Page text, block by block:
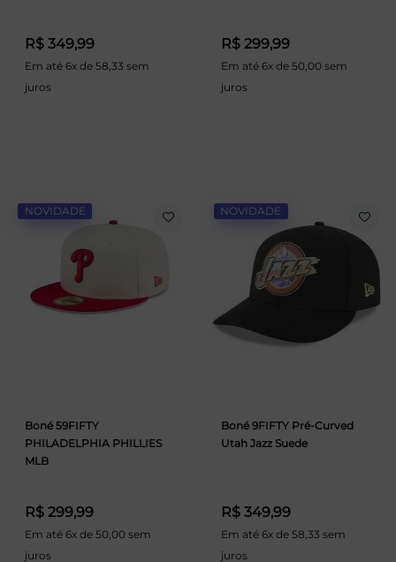
R$ 349,99
Em até 6x de 58,33 sem
juros
R$ 299,99
Em até 6x de 50,00 sem
juros
NOVIDADE
Boné 59FIFTY
PHILADELPHIA PHILLIES
MLB
R$ 299,99
Em até 6x de 50,00 sem
juros
NOVIDADE
Boné 9FIFTY Pré-Curved
Utah Jazz Suede
R$ 349,99
Em até 6x de 58,33 sem
juros